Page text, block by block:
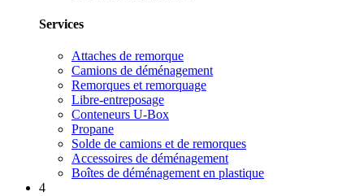
Services
Attaches de remorque
Camions de déménagement
Remorques et remorquage
Libre-entreposage
Conteneurs U-Box
Propane
Solde de camions et de remorques
Accessoires de déménagement
Boîtes de déménagement en plastique
4